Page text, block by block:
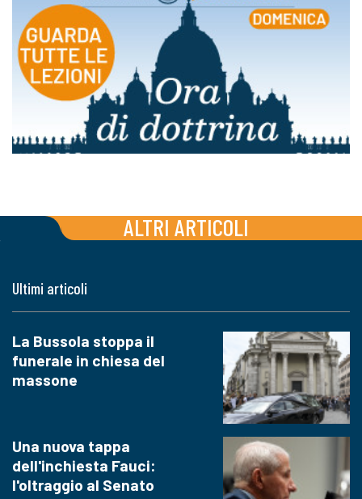
ALTRI ARTICOLI
Ultimi articoli
La Bussola stoppa il
funerale in chiesa del
massone
Una nuova tappa
dell'inchiesta Fauci:
l'oltraggio al Senato